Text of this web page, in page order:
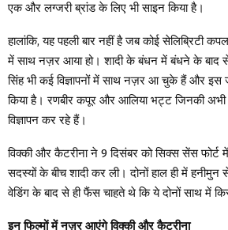
एक और लग्जरी ब्रांड के लिए भी साइन किया है।
हालांकि, यह पहली बार नहीं है जब कोई सेलिब्रिटी कपल
में साथ नज़र आया हो। शादी के बंधन में बंधने के बाद से
सिंह भी कई विज्ञापनों में साथ नज़र आ चुके हैं और
किया है। रणबीर कपूर और आलिया भट्ट जिनकी अभी
विज्ञापन कर रहे हैं।
विक्की और कैटरीना ने 9 दिसंबर को सिक्स सेंस फोर्ट
सदस्यों के बीच शादी कर ली। दोनों हाल ही में
वेडिंग के बाद से ही फैंस चाहते थे कि ये दोनों साथ में
इन फिल्मों में नज़र आएंगे विक्की और कैटरीना